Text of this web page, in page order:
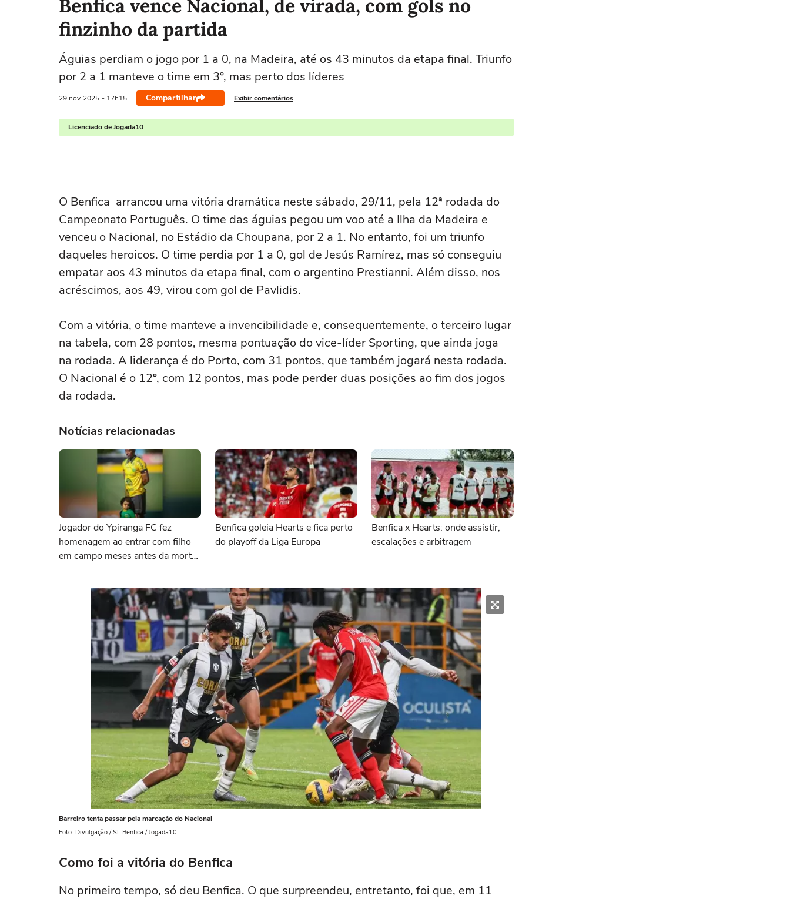
Benfica vence Nacional, de virada, com gols no
finzinho da partida
Águias perdiam o jogo por 1 a 0, na Madeira, até os 43 minutos da etapa final. Triunfo
por 2 a 1 manteve o time em 3º, mas perto dos líderes
29 nov 2025 - 17h15 Compartilhar Exibir comentários
Licenciado de Jogada10
O Benfica arrancou uma vitória dramática neste sábado, 29/11, pela 12ª rodada do
Campeonato Português. O time das águias pegou um voo até a Ilha da Madeira e
venceu o Nacional, no Estádio da Choupana, por 2 a 1. No entanto, foi um triunfo
daqueles heroicos. O time perdia por 1 a 0, gol de Jesús Ramírez, mas só conseguiu
empatar aos 43 minutos da etapa final, com o argentino Prestianni. Além disso, nos
acréscimos, aos 49, virou com gol de Pavlidis.
Com a vitória, o time manteve a invencibilidade e, consequentemente, o terceiro lugar
na tabela, com 28 pontos, mesma pontuação do vice-líder Sporting, que ainda joga
na rodada. A liderança é do Porto, com 31 pontos, que também jogará nesta rodada.
O Nacional é o 12º, com 12 pontos, mas pode perder duas posições ao fim dos jogos
da rodada.
Notícias relacionadas
Jogador do Ypiranga FC fez
homenagem ao entrar com filho
em campo meses antes da morte
Benfica goleia Hearts e fica perto
do playoff da Liga Europa
Benfica x Hearts: onde assistir,
escalações e arbitragem
Barreiro tenta passar pela marcação do Nacional
Foto: Divulgação / SL Benfica / Jogada10
Como foi a vitória do Benfica
No primeiro tempo, só deu Benfica. O que surpreendeu, entretanto, foi que, em 11